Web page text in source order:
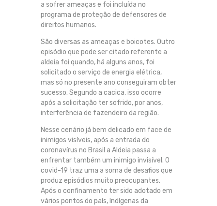
a sofrer ameaças e foi incluída no
programa de proteção de defensores de
direitos humanos.
São diversas as ameaças e boicotes. Outro
episódio que pode ser citado referente a
aldeia foi quando, há alguns anos, foi
solicitado o serviço de energia elétrica,
mas só no presente ano conseguiram obter
sucesso. Segundo a cacica, isso ocorre
após a solicitação ter sofrido, por anos,
interferência de fazendeiro da região.
Nesse cenário já bem delicado em face de
inimigos visíveis, após a entrada do
coronavírus no Brasil a Aldeia passa a
enfrentar também um inimigo invisível. O
covid-19 traz uma a soma de desafios que
produz episódios muito preocupantes.
Após o confinamento ter sido adotado em
vários pontos do país, Indígenas da